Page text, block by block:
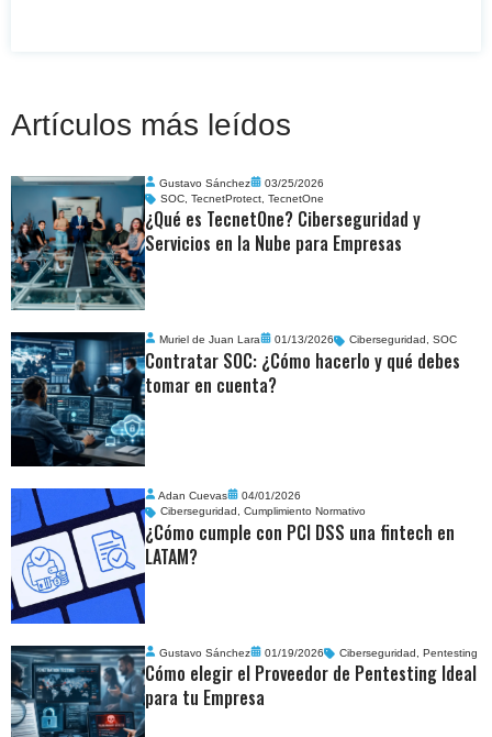
Artículos más leídos
Gustavo Sánchez
03/25/2026
SOC,TecnetProtect,TecnetOne
¿Qué es TecnetOne? Ciberseguridad y
Servicios en la Nube para Empresas
Muriel de Juan Lara 01/13/2026 Ciberseguridad ,SOC
Contratar SOC: ¿Cómo hacerlo y qué debes
tomar en cuenta?
Adan Cuevas
04/01/2026
Ciberseguridad ,Cumplimiento Normativo
¿Cómo cumple con PCI DSS una fintech en
LATAM?
Gustavo Sánchez 01/19/2026 Ciberseguridad ,Pentesting
Cómo elegir el Proveedor de Pentesting Ideal
para tu Empresa